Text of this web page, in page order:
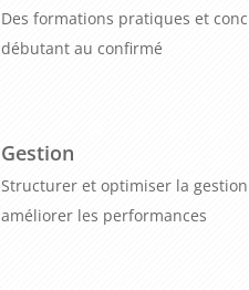
Des formations pratiques et
débutant au confirmé
Gestion
Structurer et optimiser la
améliorer les performances